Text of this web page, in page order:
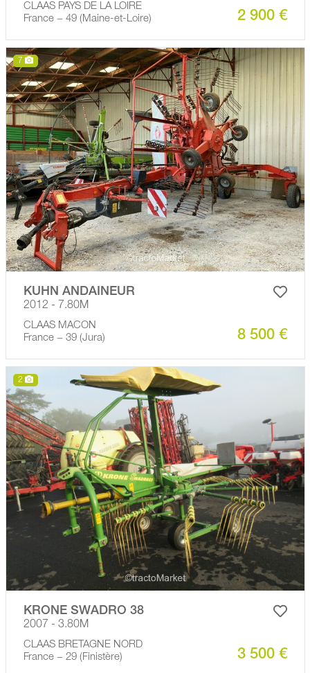
CLAAS PAYS DE LA LOIRE
France − 49 (Maine-et-Loire)
2 900 €
7
KUHN ANDAINEUR
2012 - 7.80M
CLAAS MACON
France − 39 (Jura)
8 500 €
2
KRONE SWADRO 38
2007 - 3.80M
CLAAS BRETAGNE NORD
France − 29 (Finistère)
3 500 €